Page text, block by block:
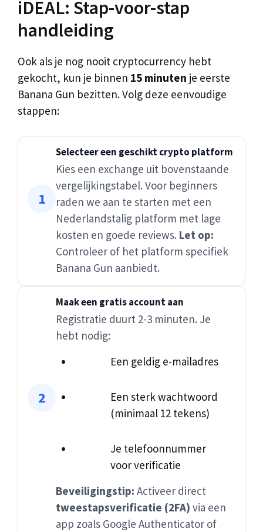
iDEAL: Stap-voor-stap
handleiding
Ook als je nog nooit cryptocurrency hebt
gekocht, kun je binnen 15 minuten je eerste
Banana Gun bezitten. Volg deze eenvoudige
stappen:
Selecteer een geschikt crypto platform
Kies een exchange uit bovenstaande
vergelijkingstabel. Voor beginners
raden we aan te starten met een
Nederlandstalig platform met lage
kosten en goede reviews. Let op:
Controleer of het platform specifiek
Banana Gun aanbiedt.
Maak een gratis account aan
Registratie duurt 2-3 minuten. Je
hebt nodig:
Een geldig e-mailadres
Een sterk wachtwoord
(minimaal 12 tekens)
Je telefoonnummer
voor verificatie
Beveiligingstip: Activeer direct
tweestapsverificatie (2FA) via een
app zoals Google Authenticator of